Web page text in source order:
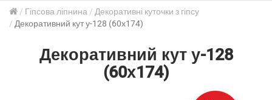
Гіпсова ліпнина
Декоративні куточки з гіпсу
Декоративний кут у-128 (60х174)
Декоративний кут у-128
(60х174)